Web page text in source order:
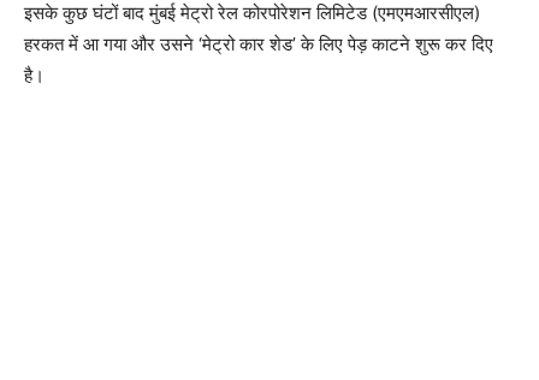
इसके कुछ घंटों बाद मुंबई मेट्रो रेल कोरपोरेशन लिमिटेड (एमएमआरसीएल)
हरकत में आ गया और उसने ‘मेट्रो कार शेड’ के लिए पेड़ काटने शुरू कर दिए
है।